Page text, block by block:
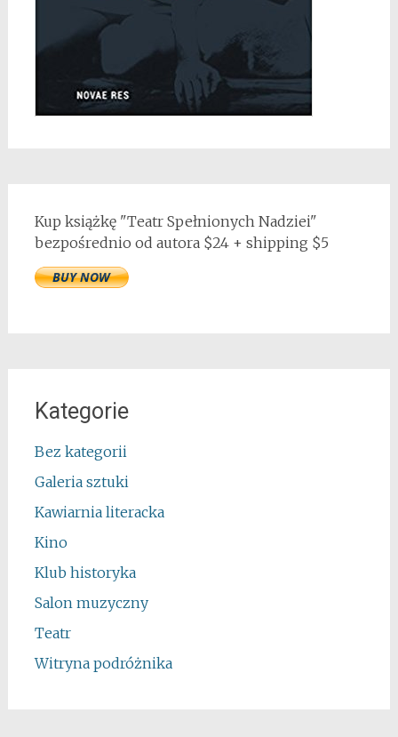
Kup książkę "Teatr Spełnionych Nadziei"
bezpośrednio od autora $24 + shipping $5
Kategorie
Bez kategorii
Galeria sztuki
Kawiarnia literacka
Kino
Klub historyka
Salon muzyczny
Teatr
Witryna podróżnika